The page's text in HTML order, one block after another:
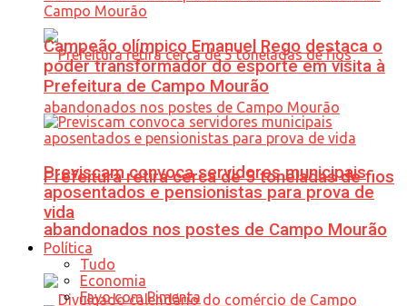
Prefeitura retira cerca de 5 toneladas de fios
abandonados nos postes de Campo Mourão
Campeão olímpico Emanuel Rego destaca o
poder transformador do esporte em visita à
Prefeitura de Campo Mourão
Previscam convoca servidores municipais
aposentados e pensionistas para prova de
vida
Política
Tudo
Economia
Favo com Pimenta